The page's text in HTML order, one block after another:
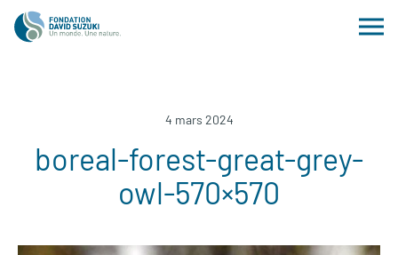
4 mars 2024
boreal-forest-great-grey-
owl-570×570